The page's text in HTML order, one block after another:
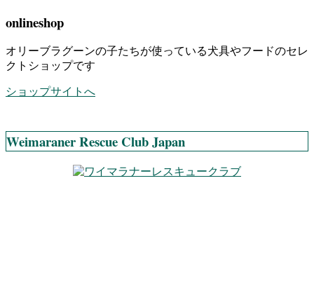
onlineshop
オリーブラグーンの子たちが使っている犬具やフードのセレ
クトショップです
ショップサイトへ
Weimaraner Rescue Club Japan